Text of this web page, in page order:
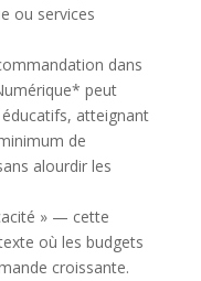
ou services
dans
peut
atteignant
de
alourdir les
» — cette
où les budgets
croissante.